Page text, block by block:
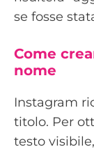
se fosse
Come
nome
Instagram
titolo. Per
testo